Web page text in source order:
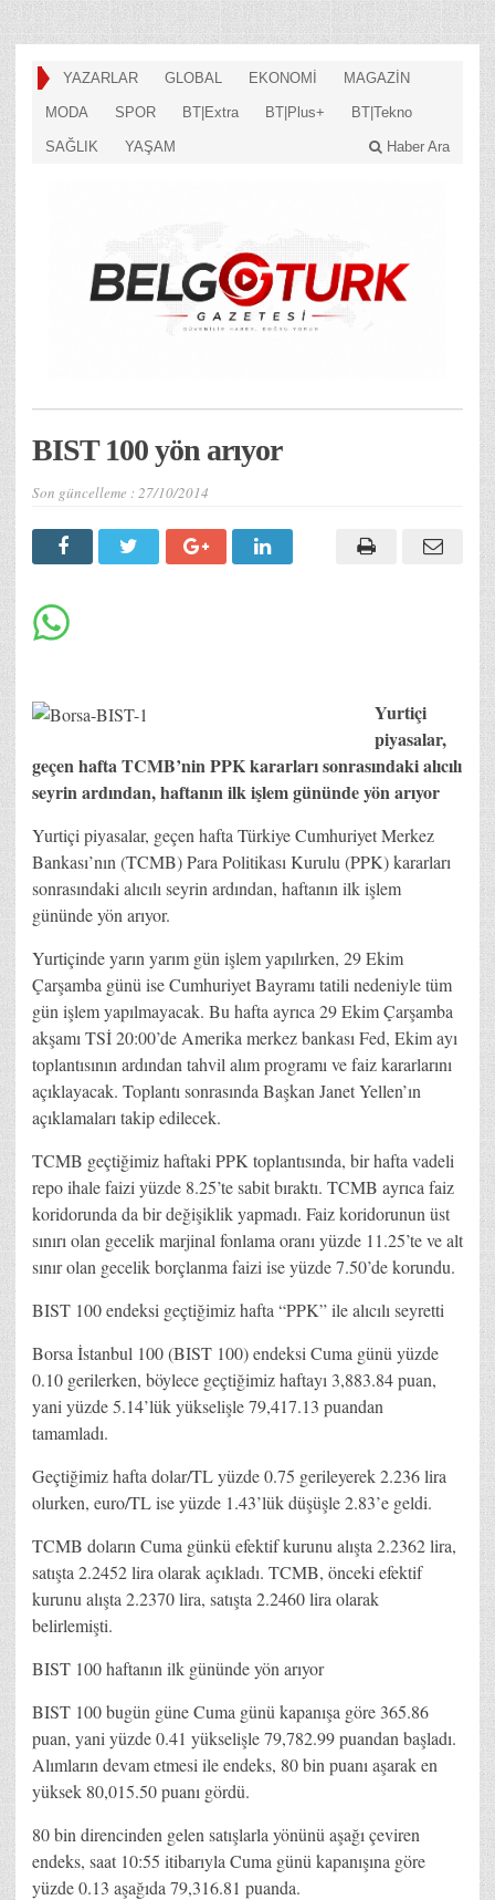
YAZARLAR GLOBAL EKONOMİ MAGAZİN
MODA SPOR BT|Extra BT|Plus+ BT|Tekno
SAĞLIK YAŞAM Haber Ara
BIST 100 yön arıyor
Son güncelleme :27/10/2014
Yurtiçi
piyasalar,
geçen hafta TCMB’nin PPK kararları sonrasındaki alıcılı
seyrin ardından, haftanın ilk işlem gününde yön arıyor
Yurtiçi piyasalar, geçen hafta Türkiye Cumhuriyet Merkez
Bankası’nın (TCMB) Para Politikası Kurulu (PPK) kararları
sonrasındaki alıcılı seyrin ardından, haftanın ilk işlem
gününde yön arıyor.
Yurtiçinde yarın yarım gün işlem yapılırken, 29 Ekim
Çarşamba günü ise Cumhuriyet Bayramı tatili nedeniyle tüm
gün işlem yapılmayacak. Bu hafta ayrıca 29 Ekim Çarşamba
akşamı TSİ 20:00’de Amerika merkez bankası Fed, Ekim ayı
toplantısının ardından tahvil alım programı ve faiz kararlarını
açıklayacak. Toplantı sonrasında Başkan Janet Yellen’ın
açıklamaları takip edilecek.
TCMB geçtiğimiz haftaki PPK toplantısında, bir hafta vadeli
repo ihale faizi yüzde 8.25’te sabit bıraktı. TCMB ayrıca faiz
koridorunda da bir değişiklik yapmadı. Faiz koridorunun üst
sınırı olan gecelik marjinal fonlama oranı yüzde 11.25’te ve alt
sınır olan gecelik borçlanma faizi ise yüzde 7.50’de korundu.
BIST 100 endeksi geçtiğimiz hafta “PPK” ile alıcılı seyretti
Borsa İstanbul 100 (BIST 100) endeksi Cuma günü yüzde
0.10 gerilerken, böylece geçtiğimiz haftayı 3,883.84 puan,
yani yüzde 5.14’lük yükselişle 79,417.13 puandan
tamamladı.
Geçtiğimiz hafta dolar/TL yüzde 0.75 gerileyerek 2.236 lira
olurken, euro/TL ise yüzde 1.43’lük düşüşle 2.83’e geldi.
TCMB doların Cuma günkü efektif kurunu alışta 2.2362 lira,
satışta 2.2452 lira olarak açıkladı. TCMB, önceki efektif
kurunu alışta 2.2370 lira, satışta 2.2460 lira olarak
belirlemişti.
BIST 100 haftanın ilk gününde yön arıyor
BIST 100 bugün güne Cuma günü kapanışa göre 365.86
puan, yani yüzde 0.41 yükselişle 79,782.99 puandan başladı.
Alımların devam etmesi ile endeks, 80 bin puanı aşarak en
yüksek 80,015.50 puanı gördü.
80 bin direncinden gelen satışlarla yönünü aşağı çeviren
endeks, saat 10:55 itibarıyla Cuma günü kapanışına göre
yüzde 0.13 aşağıda 79,316.81 puanda.